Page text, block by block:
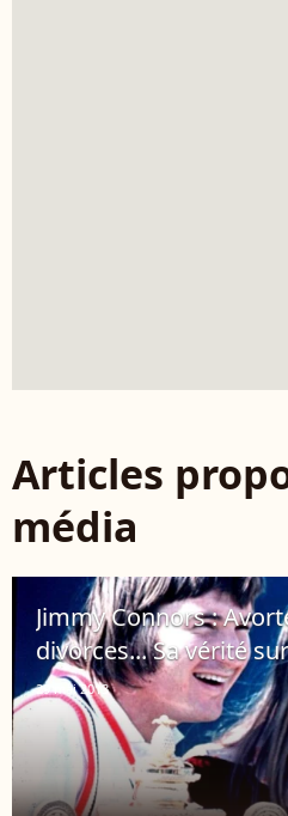
Articles
média
Jimmy Connors :
divorces... Sa vérité
29 mai 2013